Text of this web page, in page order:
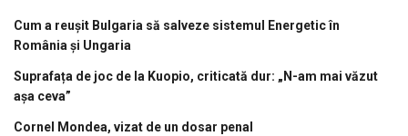
Cum a reușit Bulgaria să salveze sistemul Energetic în
România și Ungaria
Suprafața de joc de la Kuopio, criticată dur: „N-am mai văzut
așa ceva”
Cornel Mondea, vizat de un dosar penal